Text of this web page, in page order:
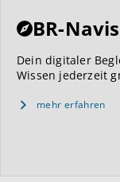
BR-Navis
Dein digitaler
Wissen jederzeit
mehr erfahren